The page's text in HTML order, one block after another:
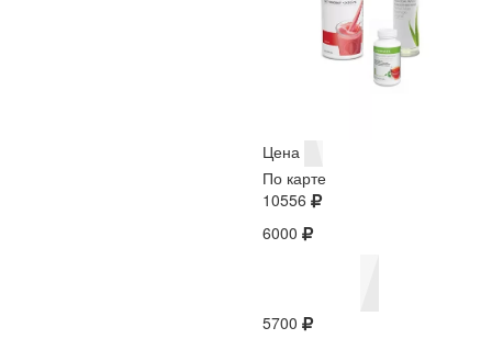
Цена
По карте
10556
6000
5700